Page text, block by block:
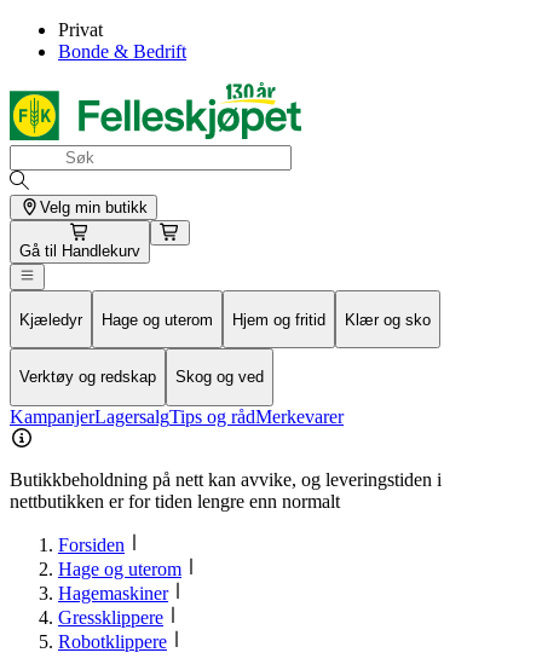
Privat
Bonde & Bedrift
Velg min butikk
Gå til Handlekurv
Kjæledyr Hage og uterom Hjem og fritid Klær og sko
Verktøy og redskap Skog og ved
KampanjerLagersalgTips og rådMerkevarer
Butikkbeholdning på nett kan avvike, og leveringstiden i
nettbutikken er for tiden lengre enn normalt
Forsiden
Hage og uterom
Hagemaskiner
Gressklippere
Robotklippere